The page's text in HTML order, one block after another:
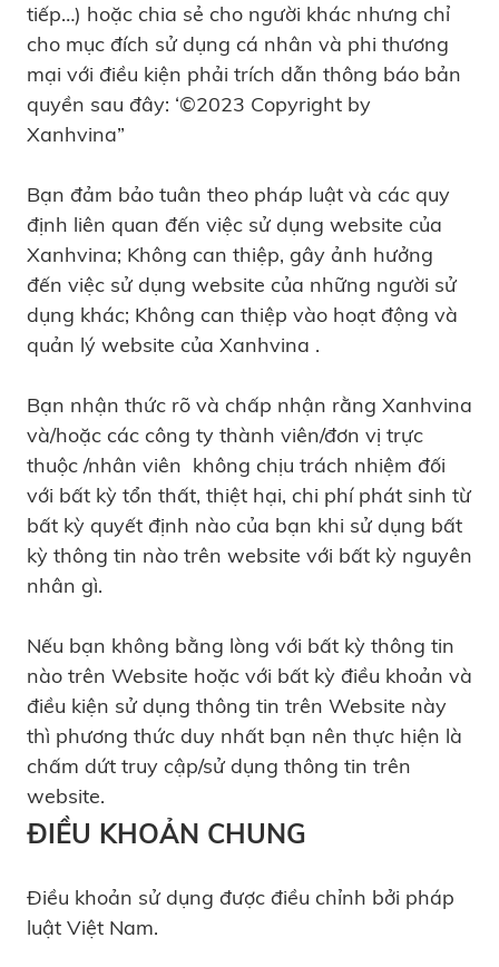
tiếp…) hoặc chia sẻ cho người khác nhưng chỉ
cho mục đích sử dụng cá nhân và phi thương
mại với điều kiện phải trích dẫn thông báo bản
quyền sau đây: ‘©2023 Copyright by
Xanhvina”
Bạn đảm bảo tuân theo pháp luật và các quy
định liên quan đến việc sử dụng website của
Xanhvina; Không can thiệp, gây ảnh hưởng
đến việc sử dụng website của những người sử
dụng khác; Không can thiệp vào hoạt động và
quản lý website của Xanhvina .
Bạn nhận thức rõ và chấp nhận rằng Xanhvina
và/hoặc các công ty thành viên/đơn vị trực
thuộc /nhân viên không chịu trách nhiệm đối
với bất kỳ tổn thất, thiệt hại, chi phí phát sinh từ
bất kỳ quyết định nào của bạn khi sử dụng bất
kỳ thông tin nào trên website với bất kỳ nguyên
nhân gì.
Nếu bạn không bằng lòng với bất kỳ thông tin
nào trên Website hoặc với bất kỳ điều khoản và
điều kiện sử dụng thông tin trên Website này
thì phương thức duy nhất bạn nên thực hiện là
chấm dứt truy cập/sử dụng thông tin trên
website.
ĐIỀU KHOẢN CHUNG
Điều khoản sử dụng được điều chỉnh bởi pháp
luật Việt Nam.